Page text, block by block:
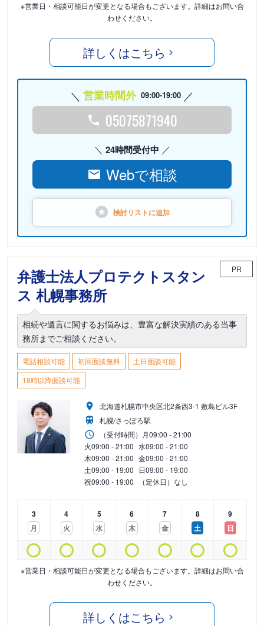
※営業日・相談可能日が変更となる場合もございます。詳細はお問い合
わせください。
詳しくはこちら
営業時間外 09:00-19:00
05075871940
24時間受付中
Webで相談
検討リストに追加
弁護士法人プロテクトスタン
ス 札幌事務所
PR
相続や遺言に関するお悩みは、豊富な解決実績のある当事
務所までご相談ください。
電話相談可能 初回面談無料
土日面談可能
18時以降面談可能
北海道札幌市中央区北2条西3-1 敷島ビル3F
札幌/さっぽろ駅
（受付時間） 月09:00 - 21:00
火09:00 - 21:00 水09:00 - 21:00
木09:00 - 21:00 金09:00 - 21:00
土09:00 - 19:00 日09:00 - 19:00
祝09:00 - 19:00 （定休日）なし
3
月
4
火
5
水
6
木
7
金
8
土
9
日
※営業日・相談可能日が変更となる場合もございます。詳細はお問い合
わせください。
詳しくはこちら